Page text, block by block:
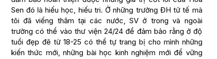
Sen đó là hiếu học, hiếu tri. Ở những trường ĐH tử tế mà
tôi đã viếng thăm tại các nước, SV ở trong và ngoài
trường có thể vào thư viện 24/24 để đảm bảo rằng ở độ
tuổi đẹp đẽ từ 18-25 có thể tự trang bị cho mình những
kiến thức mới, những bài học kinh nghiệm mới để vững